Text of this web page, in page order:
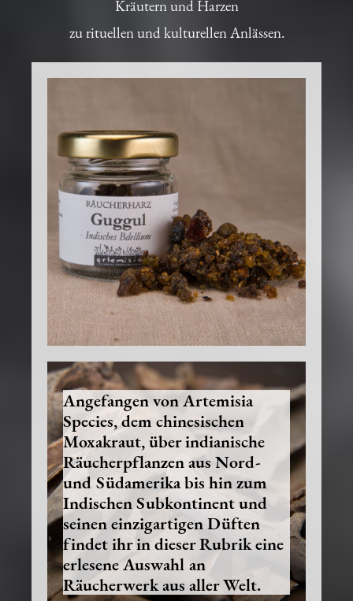
Kräutern und Harzen
zu rituellen und kulturellen Anlässen.
Angefangen von Artemisia
Species, dem chinesischen
Moxakraut, über indianische
Räucherpflanzen aus Nord-
und Südamerika bis hin zum
Indischen Subkontinent und
seinen einzigartigen Düften
findet ihr in dieser Rubrik eine
erlesene Auswahl an
Räucherwerk aus aller Welt.